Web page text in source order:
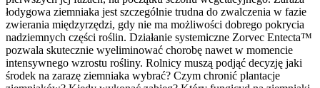
łodygowa ziemniaka jest szczególnie trudna do zwalczenia w fazie
zwierania międzyrzędzi, gdy nie ma możliwości dobrego pokrycia
nadziemnych części roślin. Działanie systemiczne Zorvec Entecta™
pozwala skutecznie wyeliminować chorobę nawet w momencie
intensywnego wzrostu rośliny. Rolnicy muszą podjąć decyzję jaki
środek na zarazę ziemniaka wybrać? Czym chronić plantacje